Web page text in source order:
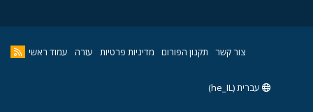
צור קשר תקנון הפורום מדיניות פרטיות עזרה עמוד ראשי
עברית (he_IL)